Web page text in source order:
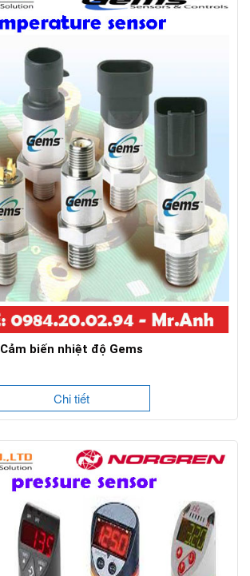
Cảm biến nhiệt độ Gems
Chi tiết